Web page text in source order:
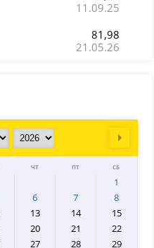
11.09.25
81,98
21.05.26
Next
ЧТ ПТ СБ
1
6 7
8
13 14
15
20 21
22
27 28 29